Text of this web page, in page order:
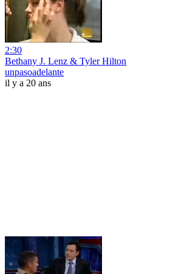
2:30
Bethany J. Lenz & Tyler Hilton
unpasoadelante
il y a 20 ans